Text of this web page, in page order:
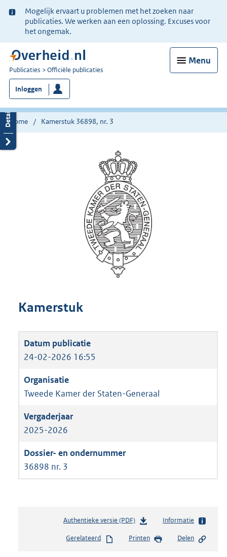
Ter
informatie:
Mogelijk ervaart u problemen met het zoeken naar
publicaties. We werken aan een oplossing. Excuses voor
het ongemak.
Menu
U
bent
nu
hier:
Publicaties Officiële publicaties
Inloggen
Home Kamerstuk 36898, nr. 3
Kamerstuk
24-02-2026 16:55
Tweede Kamer der Staten-Generaal
2025-2026
36898 nr. 3
Authentieke versie (PDF)b
s
Informatie
Gerelateerd Printen Delen